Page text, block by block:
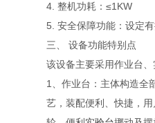
4. 整机功耗：≤1KW
5. 安全保障功能：设定
三、 设备功能特别点
该设备主要采用作业台
1、作业台：主体构造全
艺，装配便利、快捷，